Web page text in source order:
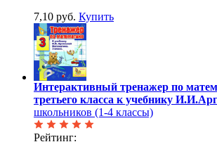
7,10 руб. Купить
Интерактивный тренажер по
третьего класса к учебнику
школьников (1-4 классы)
Рейтинг: